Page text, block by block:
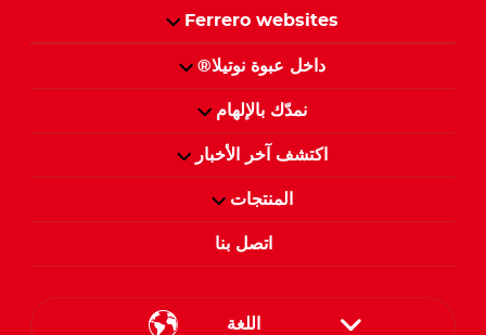
Ferrero websites
داخل عبوة نوتيلا®
نمدّك بالإلهام
اكتشف آخر الأخبار
المنتجات
اتصل بنا
اللغة